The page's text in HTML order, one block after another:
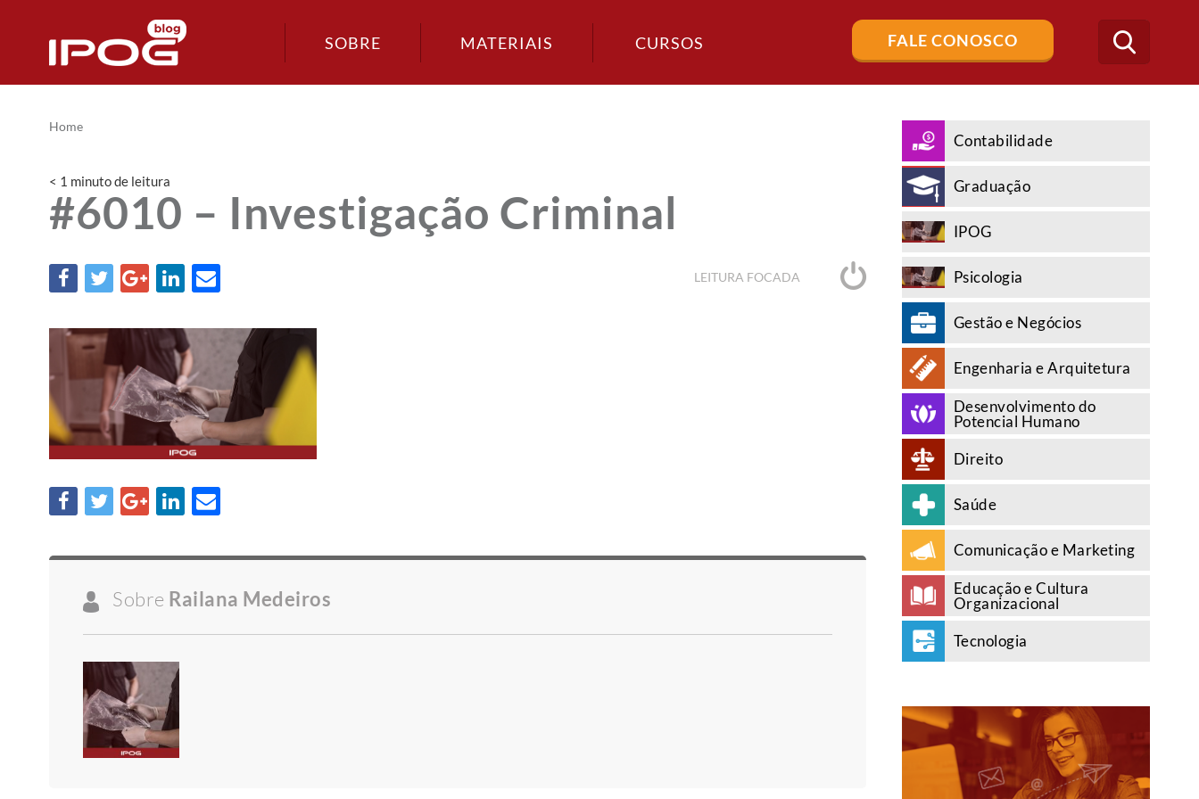
SOBRE MATERIAIS CURSOS FALE CONOSCO
Buscar
no
blog
Home
< 1 minutode leitura
#6010 – Investigação Criminal
LEITURA FOCADA
Sobre Railana Medeiros
Contabilidade
Graduação
IPOG
Psicologia
Gestão e Negócios
Engenharia e Arquitetura
Desenvolvimento do
Potencial Humano
Direito
Saúde
Comunicação e Marketing
Educação e Cultura
Organizacional
Tecnologia